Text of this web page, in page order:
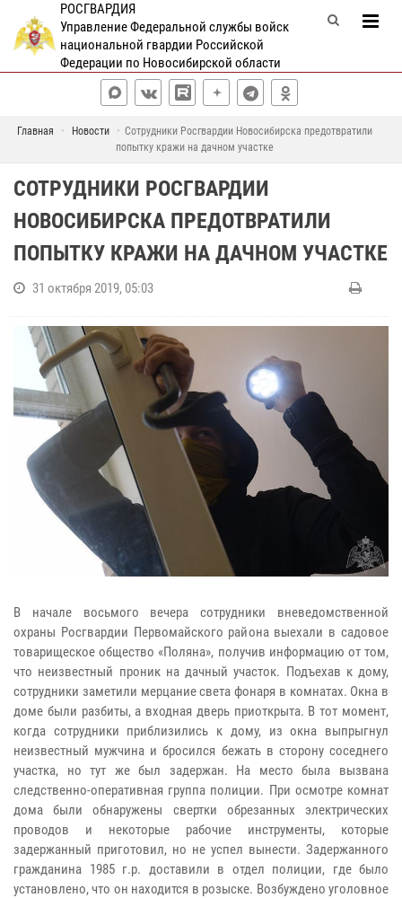
РОСГВАРДИЯ
Управление Федеральной службы войск
национальной гвардии Российской
Федерации по Новосибирской области
Главная Новости
Сотрудники Росгвардии Новосибирска предотвратили
попытку кражи на дачном участке
СОТРУДНИКИ РОСГВАРДИИ
НОВОСИБИРСКА ПРЕДОТВРАТИЛИ
ПОПЫТКУ КРАЖИ НА ДАЧНОМ УЧАСТКЕ
31 октября 2019, 05:03
В начале восьмого вечера сотрудники вневедомственной
охраны Росгвардии Первомайского района выехали в садовое
товарищеское общество «Поляна», получив информацию от том,
что неизвестный проник на дачный участок. Подъехав к дому,
сотрудники заметили мерцание света фонаря в комнатах. Окна в
доме были разбиты, а входная дверь приоткрыта. В тот момент,
когда сотрудники приблизились к дому, из окна выпрыгнул
неизвестный мужчина и бросился бежать в сторону соседнего
участка, но тут же был задержан. На место была вызвана
следственно-оперативная группа полиции. При осмотре комнат
дома были обнаружены свертки обрезанных электрических
проводов и некоторые рабочие инструменты, которые
задержанный приготовил, но не успел вынести. Задержанного
гражданина 1985 г.р. доставили в отдел полиции, где было
установлено, что он находится в розыске. Возбуждено уголовное